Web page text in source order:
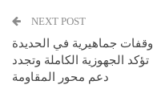
NEXT POST
وقفات جماهيرية في الحديدة
تؤكد الجهوزية الكاملة وتجدد
دعم محور المقاومة